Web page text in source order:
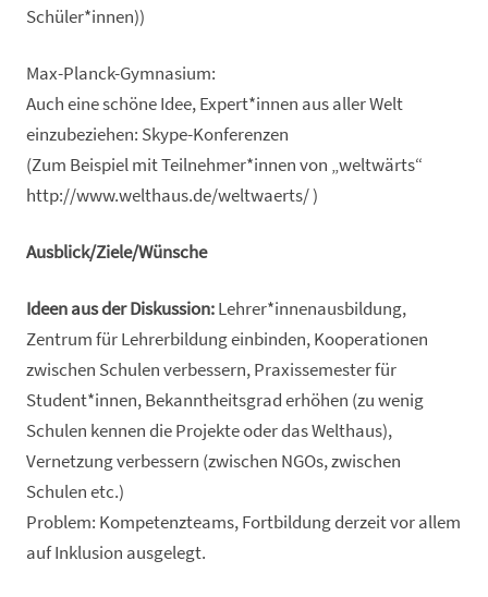
Schüler*innen))
Max-Planck-Gymnasium:
Auch eine schöne Idee, Expert*innen aus aller Welt
einzubeziehen: Skype-Konferenzen
(Zum Beispiel mit Teilnehmer*innen von „weltwärts“
http://www.welthaus.de/weltwaerts/ )
Ausblick/Ziele/Wünsche
Ideen aus der Diskussion:Lehrer*innenausbildung,
Zentrum für Lehrerbildung einbinden, Kooperationen
zwischen Schulen verbessern, Praxissemester für
Student*innen, Bekanntheitsgrad erhöhen (zu wenig
Schulen kennen die Projekte oder das Welthaus),
Vernetzung verbessern (zwischen NGOs, zwischen
Schulen etc.)
Problem: Kompetenzteams, Fortbildung derzeit vor allem
auf Inklusion ausgelegt.